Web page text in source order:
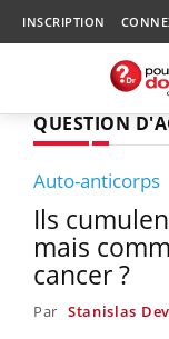
INSCRIPTION
QUESTION
Auto-anticorps
Ils
mais
cancer ?
Par Stanislas